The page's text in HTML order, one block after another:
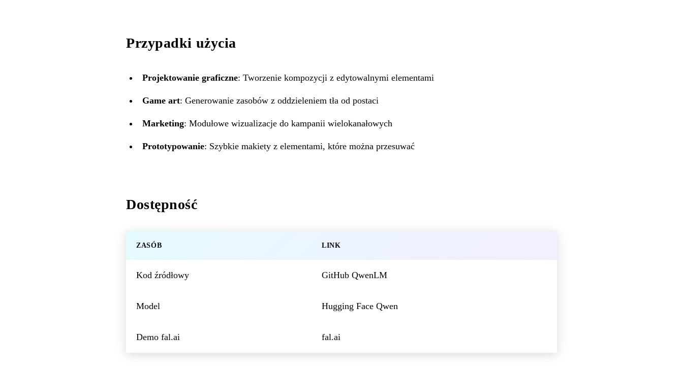
Przypadki użycia
Projektowanie graficzne: Tworzenie kompozycji z edytowalnymi elementami
Game art: Generowanie zasobów z oddzieleniem tła od postaci
Marketing: Modułowe wizualizacje do kampanii wielokanałowych
Prototypowanie: Szybkie makiety z elementami, które można przesuwać
Dostępność
ZASÓB LINK
Kod źródłowy GitHub QwenLM
Model Hugging Face Qwen
Demo fal.ai fal.ai